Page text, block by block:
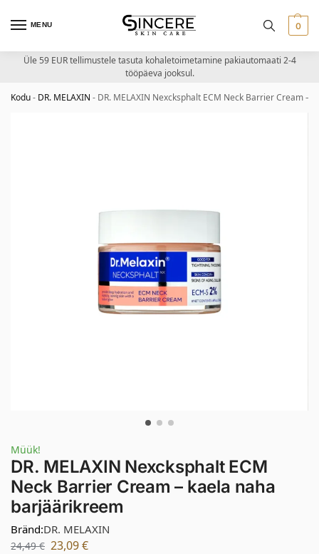
MENU 0
Üle 59 EUR tellimustele tasuta kohaletoimetamine pakiautomaati 2-4
tööpäeva jooksul.
Kodu- DR. MELAXIN - DR. MELAXIN Nexcksphalt ECM Neck Barrier Cream –
Müük!
DR. MELAXIN Nexcksphalt ECM
Neck Barrier Cream – kaela naha
barjäärikreem
Bränd:DR. MELAXIN
24,49€ 23,09€